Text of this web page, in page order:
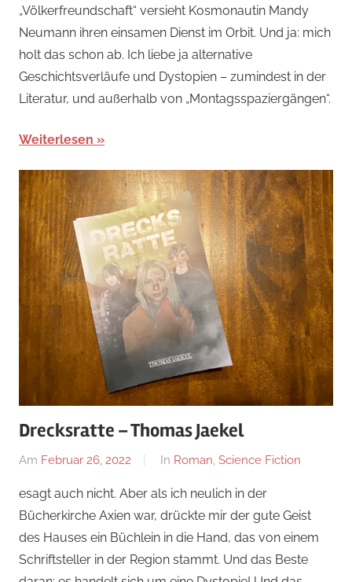
„Völkerfreundschaft“ versieht Kosmonautin Mandy
Neumann ihren einsamen Dienst im Orbit. Und ja: mich
holt das schon ab. Ich liebe ja alternative
Geschichtsverläufe und Dystopien – zumindest in der
Literatur, und außerhalb von „Montagsspaziergängen“.
Weiterlesen
Drecksratte – Thomas Jaekel
Am Februar 26, 2022
Von
In Roman, Science Fiction
esagt auch nicht. Aber als ich neulich in der
Bücherkirche Axien war, drückte mir der gute Geist
des Hauses ein Büchlein in die Hand, das von einem
Schriftsteller in der Region stammt. Und das Beste